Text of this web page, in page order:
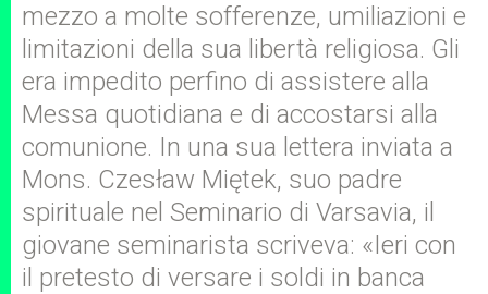
mezzo a molte sofferenze, umiliazioni e
limitazioni della sua libertà religiosa. Gli
era impedito perfino di assistere alla
Messa quotidiana e di accostarsi alla
comunione. In una sua lettera inviata a
Mons. Czesław Miętek, suo padre
spirituale nel Seminario di Varsavia, il
giovane seminarista scriveva: «Ieri con
il pretesto di versare i soldi in banca